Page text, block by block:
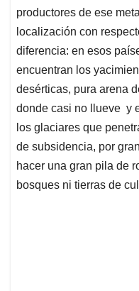
productores de ese
localización con
diferencia: en esos
encuentran los
desérticas, pura arena
donde casi no llueve y
los glaciares que
de subsidencia, por
hacer una gran pila de
bosques ni tierras de